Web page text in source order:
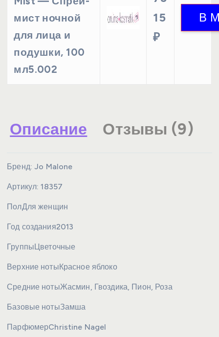
мист ночной
для лица и
подушки, 100
мл5.002
15
₽
Описание Отзывы (9)
Бренд: Jo Malone
Артикул:18357
ПолДля женщин
Год создания2013
ГруппыЦветочные
Верхние нотыКрасное яблоко
Средние нотыЖасмин, Гвоздика, Пион, Роза
Базовые нотыЗамша
ПарфюмерChristine Nagel